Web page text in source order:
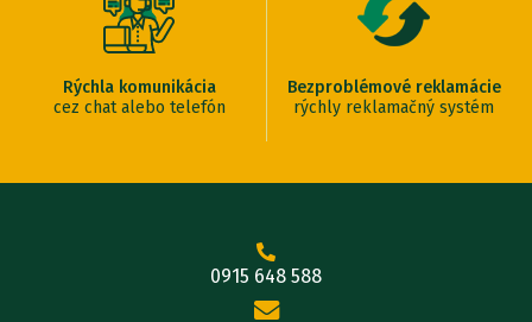
Rýchla komunikácia
cez chat alebo telefón
Bezproblémové reklamácie
rýchly reklamačný systém
0915 648 588